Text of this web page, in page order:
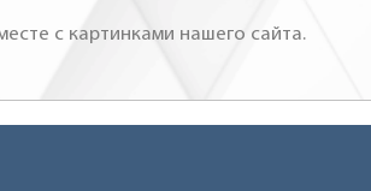
с картинками нашего сайта.